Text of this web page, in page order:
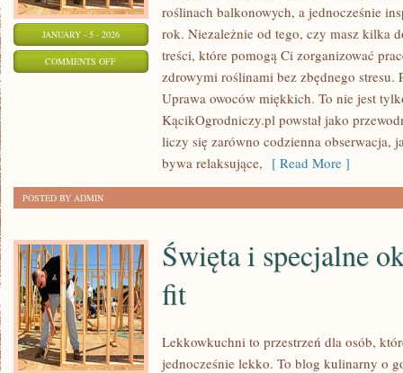
JANUARY - 5 - 2026
COMMENTS OFFON
roślinach balkonowych, a jednocześnie
rok. Niezależnie od tego, czy masz kilka
treści, które pomogą Ci zorganizować
zdrowymi roślinami bez zbędnego stresu.
Uprawa owoców miękkich. To nie jest
KącikOgrodniczy.pl powstał jako
liczy się zarówno codzienna obserwacja,
bywa relaksujące, [ Read More ]
POSTED BY ADMIN
Święta i specjalne
fit
Lekkowkuchni to przestrzeń dla osób,
jednocześnie lekko. To blog kulinarny o